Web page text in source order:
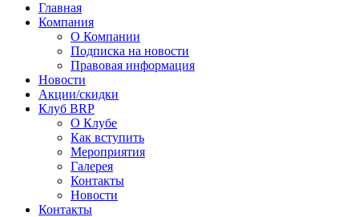
Главная
Компания
О Компании
Подписка на новости
Правовая информация
Новости
Акции/скидки
Клуб BRP
О Клубе
Как вступить
Мероприятия
Галерея
Контакты
Новости
Контакты